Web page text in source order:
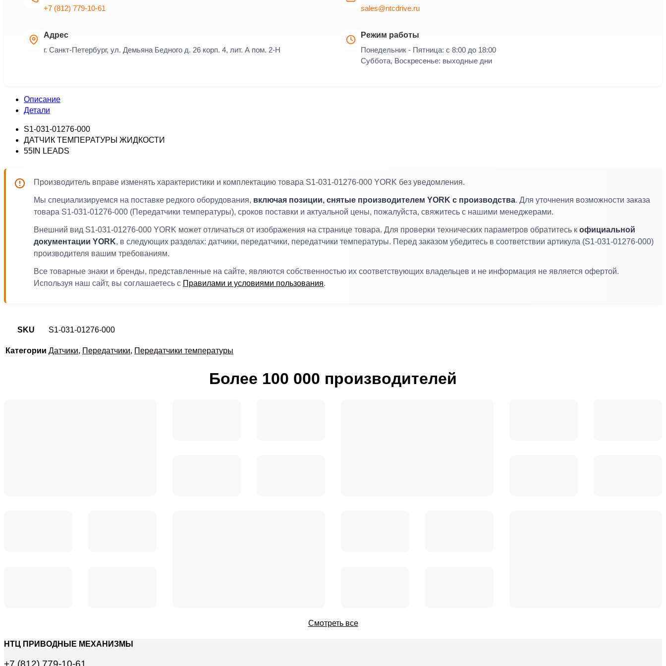
+7 (812) 779-10-61
sales@ntcdrive.ru
Адрес
г. Санкт-Петербург, ул. Демьяна Бедного д. 26 корп. 4, лит. А пом. 2-Н
Режим работы
Понедельник - Пятница: с 8:00 до 18:00
Суббота, Воскресенье: выходные дни
Описание
Детали
S1-031-01276-000
ДАТЧИК ТЕМПЕРАТУРЫ ЖИДКОСТИ
55IN LEADS
Производитель вправе изменять характеристики и комплектацию товара S1-031-01276-000 YORK без уведомления.
Мы специализируемся на поставке редкого оборудования, включая позиции, снятые производителем YORK с производства. Для уточнения возможности заказа
товара S1-031-01276-000 (Передатчики температуры), сроков поставки и актуальной цены, пожалуйста, свяжитесь с нашими менеджерами.
Внешний вид S1-031-01276-000 YORK может отличаться от изображения на странице товара. Для проверки технических параметров обратитесь к официальной
документации YORK, в следующих разделах: датчики, передатчики, передатчики температуры. Перед заказом убедитесь в соответствии артикула (S1-031-01276-000)
производителя вашим требованиям.
Все товарные знаки и бренды, представленные на сайте, являются собственностью их соответствующих владельцев и не информация не является офертой.
Используя наш сайт, вы соглашаетесь с Правилами и условиями пользования.
SKU S1-031-01276-000
Категории Датчики, Передатчики, Передатчики температуры
Более 100 000 производителей
Смотреть все
НТЦ ПРИВОДНЫЕ МЕХАНИЗМЫ
+7 (812) 779-10-61